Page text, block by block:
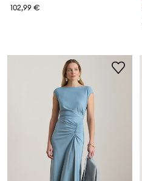
102,99 €